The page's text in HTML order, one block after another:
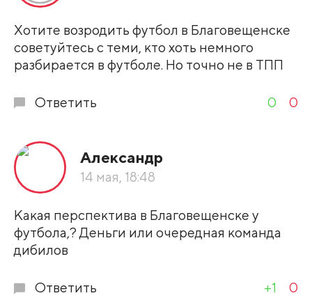
Развернуть все
Хотите возродить футбол в Благовещенске
советуйтесь с теми, кто хоть немного
разбирается в футболе. Но точно не в ТПП
Ответить 0 0
Александр
14 мая, 18:48
Какая перспектива в Благовещенске у
футбола,? Деньги или очередная команда
дибилов
Ответить +1 0